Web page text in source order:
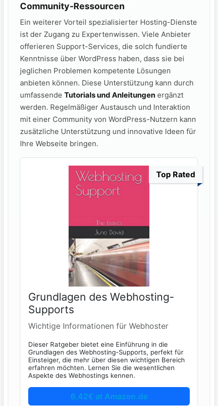
Community-Ressourcen
Ein weiterer Vorteil spezialisierter Hosting-Dienste
ist der Zugang zu Expertenwissen. Viele Anbieter
offerieren Support-Services, die solch fundierte
Kenntnisse über WordPress haben, dass sie bei
jeglichen Problemen kompetente Lösungen
anbieten können. Diese Unterstützung kann durch
umfassende Tutorials und Anleitungen ergänzt
werden. Regelmäßiger Austausch und Interaktion
mit einer Community von WordPress-Nutzern kann
zusätzliche Unterstützung und innovative Ideen für
Ihre Webseite bringen.
Top Rated
Grundlagen des Webhosting-
Supports
Wichtige Informationen für Webhoster
Dieser Ratgeber bietet eine Einführung in die
Grundlagen des Webhosting-Supports, perfekt für
Einsteiger, die mehr über diesen wichtigen Bereich
erfahren möchten. Lernen Sie die wesentlichen
Aspekte des Webhostings kennen.
6,42€ at Amazon.de